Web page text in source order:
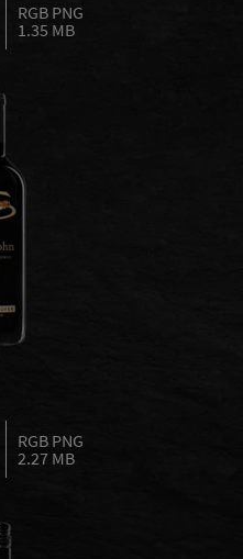
RGB PNG
1.35 MB
RGB PNG
2.27 MB